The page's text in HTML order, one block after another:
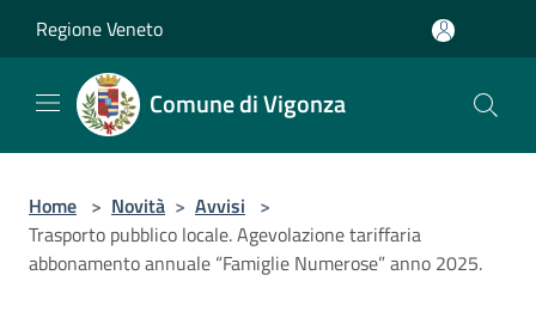
Regione Veneto
Comune di Vigonza
Home > Novità > Avvisi >
Trasporto pubblico locale. Agevolazione tariffaria
abbonamento annuale “Famiglie Numerose” anno 2025.